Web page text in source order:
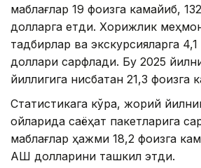
маблағлар 19 фоизга камайиб,
долларга етди. Хорижлик
тадбирлар ва экскурсияларга
доллари сарфлади. Бу 2025
йиллигига нисбатан 21,3 фоизга
Статистикага кўра, жорий
ойларида саёҳат пакетларига
маблағлар ҳажми 18,2 фоизга
АҚШ долларини ташкил этди.